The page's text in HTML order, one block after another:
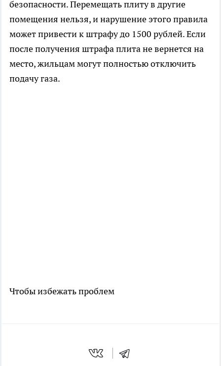
безопасности. Перемещать плиту в другие
помещения нельзя, и нарушение этого правила
может привести к штрафу до 1500 рублей. Если
после получения штрафа плита не вернется на
место, жильцам могут полностью отключить
подачу газа.
Чтобы избежать проблем